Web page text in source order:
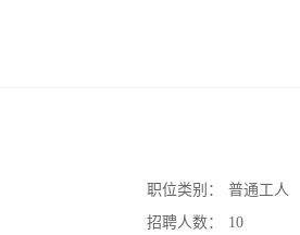
职位类别：
普通工人
招聘人数：
10